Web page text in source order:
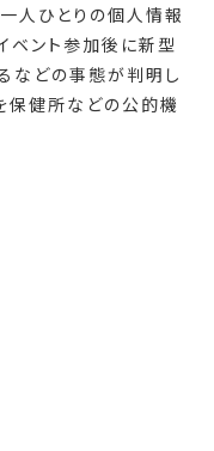
人ひとりの個人情報
ベント参加後に新型
などの事態が判明し
保健所などの公的機